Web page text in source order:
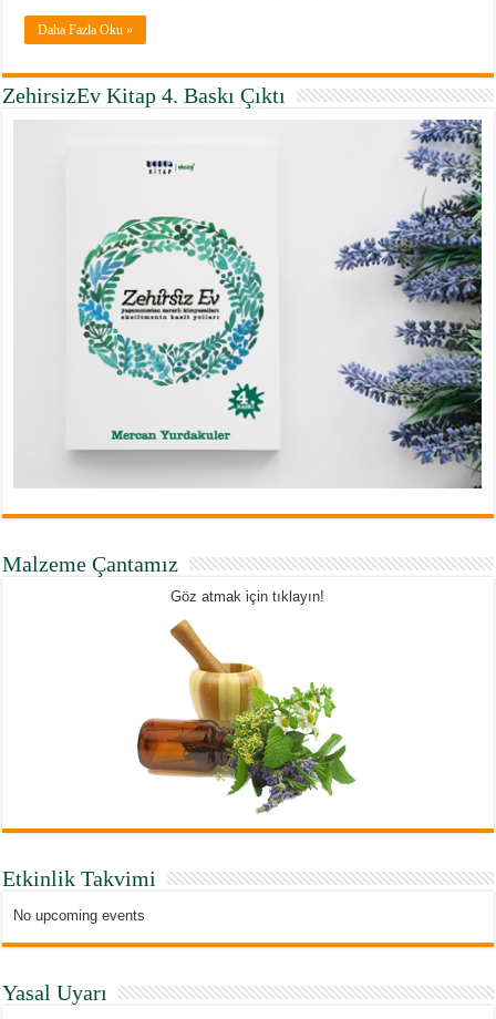
Daha Fazla Oku »
ZehirsizEv Kitap 4. Baskı Çıktı
Malzeme Çantamız
Göz atmak için tıklayın!
Etkinlik Takvimi
No upcoming events
Yasal Uyarı